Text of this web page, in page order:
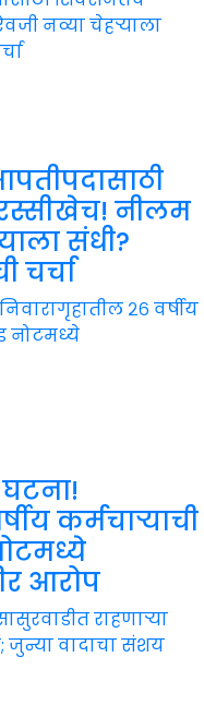
नीलम
संधी?
चर्चा
कर्मचाऱ्याची
आरोप